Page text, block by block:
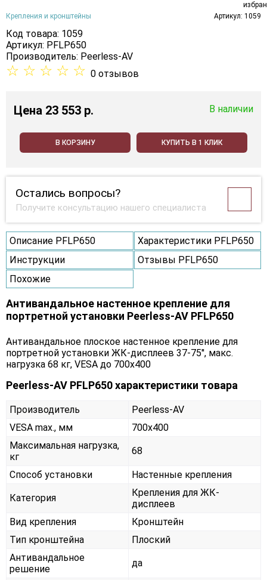
Крепления и кронштейны Артикул: 1059
Код товара: 1059
Артикул: PFLP650
Производитель: Peerless-AV
☆ ☆ ☆ ☆ ☆ 0 отзывов
Цена 23 553 p. В наличии
В КОРЗИНУ КУПИТЬ В 1 КЛИК
Остались вопросы?
Получите консультацию нашего специалиста
Описание PFLP650
Характеристики PFLP650
Инструкции
Отзывы PFLP650
Похожие
Антивандальное настенное крепление для
портретной установки Peerless-AV PFLP650
Антивандальное плоское настенное крепление для
портретной установки ЖК-дисплеев 37-75'', макс.
нагрузка 68 кг, VESA до 700x400
Peerless-AV PFLP650 характеристики товара
Производитель
Peerless-AV
VESA max., мм
700x400
Максимальная нагрузка,
кг
68
Способ установки Настенные крепления
Категория
Крепления для ЖК-
дисплеев
Вид крепления
Кронштейн
Тип кронштейна
Плоский
Антивандальное
решение
да